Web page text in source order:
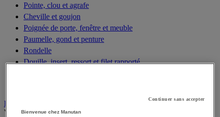
Pointe, clou et agrafe
Cheville et goujon
Poignée de porte, fenêtre et meuble
Paumelle, gond et penture
Rondelle
Douille, insert, ressort et filet rapporté
Éclairage
Voir toute la catégorie
Continuer sans accepter
Bienvenue chez Manutan